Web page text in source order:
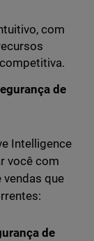
com
de
Intelligence
você com
que
de